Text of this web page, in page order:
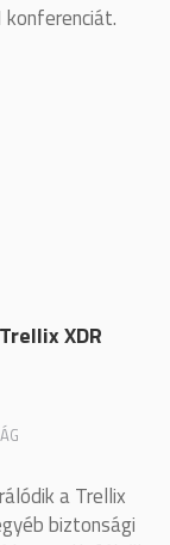
XDR
a Trellix
biztonsági